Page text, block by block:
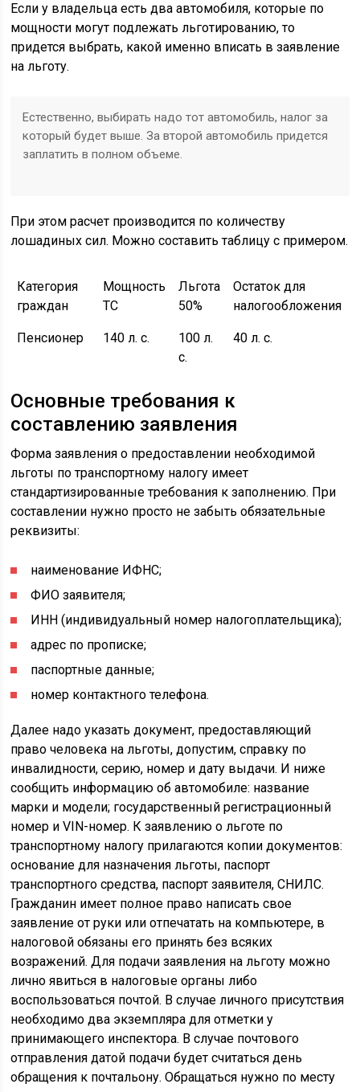
Если у владельца есть два автомобиля, которые по
мощности могут подлежать льготированию, то
придется выбрать, какой именно вписать в заявление
на льготу.
Естественно, выбирать надо тот автомобиль, налог за
который будет выше. За второй автомобиль придется
заплатить в полном объеме.
При этом расчет производится по количеству
лошадиных сил. Можно составить таблицу с примером.
Категория
граждан
Мощность
ТС
Льгота
50%
Остаток для
налогообложения
Пенсионер 140 л. с.
100 л.
с.
40 л. с.
Основные требования к
составлению заявления
Форма заявления о предоставлении необходимой
льготы по транспортному налогу имеет
стандартизированные требования к заполнению. При
составлении нужно просто не забыть обязательные
реквизиты:
наименование ИФНС;
ФИО заявителя;
ИНН (индивидуальный номер налогоплательщика);
адрес по прописке;
паспортные данные;
номер контактного телефона.
Далее надо указать документ, предоставляющий
право человека на льготы, допустим, справку по
инвалидности, серию, номер и дату выдачи. И ниже
сообщить информацию об автомобиле: название
марки и модели; государственный регистрационный
номер и VIN-номер. К заявлению о льготе по
транспортному налогу прилагаются копии документов:
основание для назначения льготы, паспорт
транспортного средства, паспорт заявителя, СНИЛС.
Гражданин имеет полное право написать свое
заявление от руки или отпечатать на компьютере, в
налоговой обязаны его принять без всяких
возражений. Для подачи заявления на льготу можно
лично явиться в налоговые органы либо
воспользоваться почтой. В случае личного присутствия
необходимо два экземпляра для отметки у
принимающего инспектора. В случае почтового
отправления датой подачи будет считаться день
обращения к почтальону. Обращаться нужно по месту